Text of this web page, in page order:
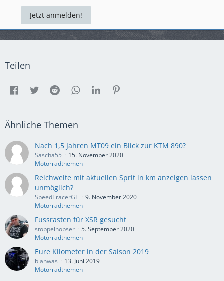
Jetzt anmelden!
Teilen
Ähnliche Themen
Nach 1,5 Jahren MT09 ein Blick zur KTM 890?
Sascha55
15. November 2020
Motorradthemen
Reichweite mit aktuellen Sprit in km anzeigen lassen
unmöglich?
SpeedTracerGT
9. November 2020
Motorradthemen
Fussrasten für XSR gesucht
stoppelhopser
5. September 2020
Motorradthemen
Eure Kilometer in der Saison 2019
blahwas
13. Juni 2019
Motorradthemen